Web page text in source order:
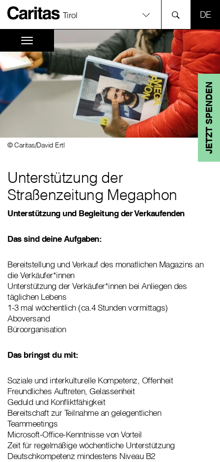
Tirol
JETZT SPENDEN
© Caritas/David Ertl
Unterstützung der
Straßenzeitung Megaphon
Unterstützung und Begleitung der Verkaufenden
Das sind deine Aufgaben:
Bereitstellung und Verkauf des monatlichen Magazins an
die Verkäufer*innen
Unterstützung der Verkäufer*innen bei Anliegen des
täglichen Lebens
1-3 mal wöchentlich (ca.4 Stunden vormittags)
Aboversand
Büroorganisation
Das bringst du mit:
Soziale und interkulturelle Kompetenz, Offenheit
Freundliches Auftreten, Gelassenheit
Geduld und Konfliktfähigkeit
Bereitschaft zur Teilnahme an gelegentlichen
Teammeetings
Microsoft-Office-Kenntnisse von Vorteil
Zeit für regelmäßige wöchentliche Unterstützung
Deutschkompetenz mindestens Niveau B2